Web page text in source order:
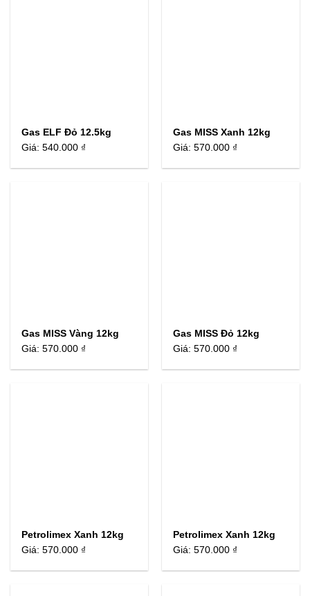
Gas ELF Đỏ 12.5kg
Giá:540.000 ₫
Gas MISS Xanh 12kg
Giá:570.000 ₫
Gas MISS Vàng 12kg
Giá:570.000 ₫
Gas MISS Đỏ 12kg
Giá:570.000 ₫
Petrolimex Xanh 12kg
Giá:570.000 ₫
Petrolimex Xanh 12kg
Giá:570.000 ₫